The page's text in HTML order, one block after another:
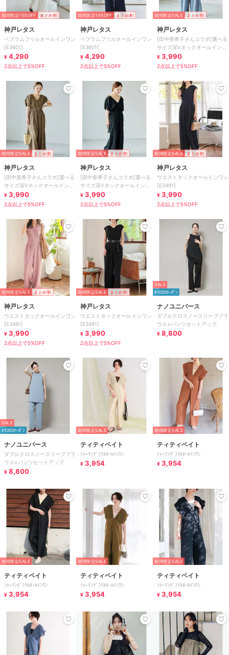
期間限定15%OFF まとめ割
神戸レタス
ペプラムフリルオールインワン
[E3601]
¥ 4,290
2点以上で5%OFF
期間限定15%OFF まとめ割
神戸レタス
ペプラムフリルオールインワン
[E3601]
¥ 4,290
2点以上で5%OFF
期間限定SALE まとめ割
神戸レタス
[田中亜希子さんコラボ]選べる
サイズ深Vネックオールインワ
ン [E3548]
¥ 3,990
2点以上で5%OFF
期間限定SALE まとめ割
神戸レタス
[田中亜希子さんコラボ]選べる
サイズ深Vネックオールインワ
ン [E3548]
¥ 3,990
2点以上で5%OFF
期間限定SALE まとめ割
神戸レタス
[田中亜希子さんコラボ]選べる
サイズ深Vネックオールインワ
ン [E3548]
¥ 3,990
2点以上で5%OFF
期間限定SALE まとめ割
神戸レタス
ウエストタックオールインワン
[E3491]
¥ 3,990
2点以上で5%OFF
期間限定SALE まとめ割
神戸レタス
ウエストタックオールインワン
[E3491]
¥ 3,990
2点以上で5%OFF
期間限定SALE まとめ割
神戸レタス
ウエストタックオールインワン
[E3491]
¥ 3,990
2点以上で5%OFF
SALE
¥1000ｸｰﾎﾟﾝ
ナノユニバース
ダブルクロスノースリーブブラ
ウス×パンツセットアップ
¥ 8,800
SALE
¥1000ｸｰﾎﾟﾝ
ナノユニバース
ダブルクロスノースリーブブラ
ウス×パンツセットアップ
¥ 8,800
期間限定SALE
ティティベイト
ｼｬｰﾘﾝｸﾞﾌﾘﾙｵｰﾙｲﾝﾜﾝ
¥ 3,954
期間限定SALE
ティティベイト
ｼｬｰﾘﾝｸﾞﾌﾘﾙｵｰﾙｲﾝﾜﾝ
¥ 3,954
期間限定SALE
ティティベイト
ｼｬｰﾘﾝｸﾞﾌﾘﾙｵｰﾙｲﾝﾜﾝ
¥ 3,954
期間限定SALE
ティティベイト
ｼｬｰﾘﾝｸﾞﾌﾘﾙｵｰﾙｲﾝﾜﾝ
¥ 3,954
期間限定SALE
ティティベイト
ｼｬｰﾘﾝｸﾞﾌﾘﾙｵｰﾙｲﾝﾜﾝ
¥ 3,954